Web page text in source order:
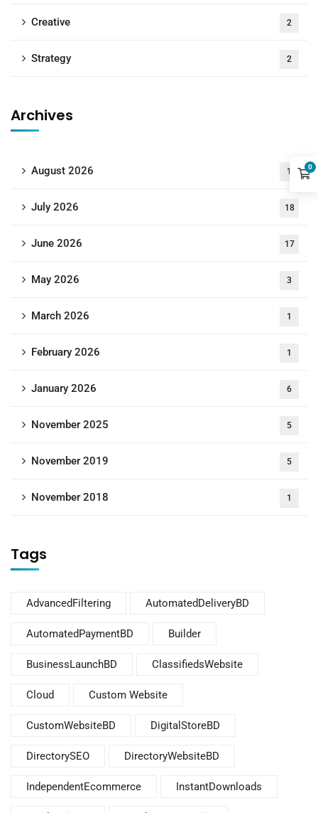
Creative 2
Strategy 2
Archives
August 2026 1
July 2026 18
June 2026 17
May 2026 3
March 2026 1
February 2026 1
January 2026 6
November 2025 5
November 2019 5
November 2018 1
Tags
AdvancedFiltering AutomatedDeliveryBD
AutomatedPaymentBD Builder
BusinessLaunchBD ClassifiedsWebsite
Cloud Custom Website
CustomWebsiteBD DigitalStoreBD
DirectorySEO DirectoryWebsiteBD
IndependentEcommerce InstantDownloads
0